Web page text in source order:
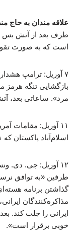
علاقه مندان به حاج
طرف بعد از آتش بس
است که به صورت
۷ آوریل: ترامپ
بازگشایی تنگه
مرد». ساعاتی بعد،
۱۱ آوریل: مقامات
اسلام‌آباد پاکستان که ۲۱ ساعت طول ‌کشید، با هم ملاقات کردند.
۱۲ آوریل: جی. دی.
طرفین «به توافق
گذاشتن برنامه
مذاکره‌کنندگان
ایرانی را جلب کند.
خوبی برقرار است».